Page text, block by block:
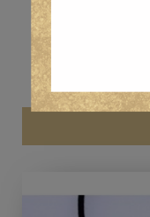
περλέ με